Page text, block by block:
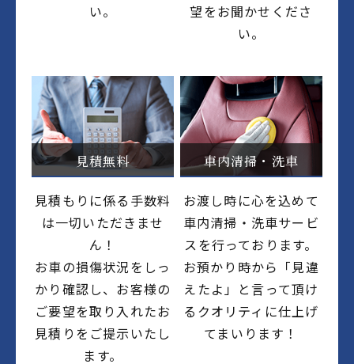
い。
望をお聞かせくださ
い。
見積無料
見積もりに係る手数料
は一切いただきませ
ん！
お車の損傷状況をしっ
かり確認し、お客様の
ご要望を取り入れたお
見積りをご提示いたし
ます。
車内清掃・洗車
お渡し時に心を込めて
車内清掃・洗車サービ
スを行っております。
お預かり時から「見違
えたよ」と言って頂け
るクオリティに仕上げ
てまいります！